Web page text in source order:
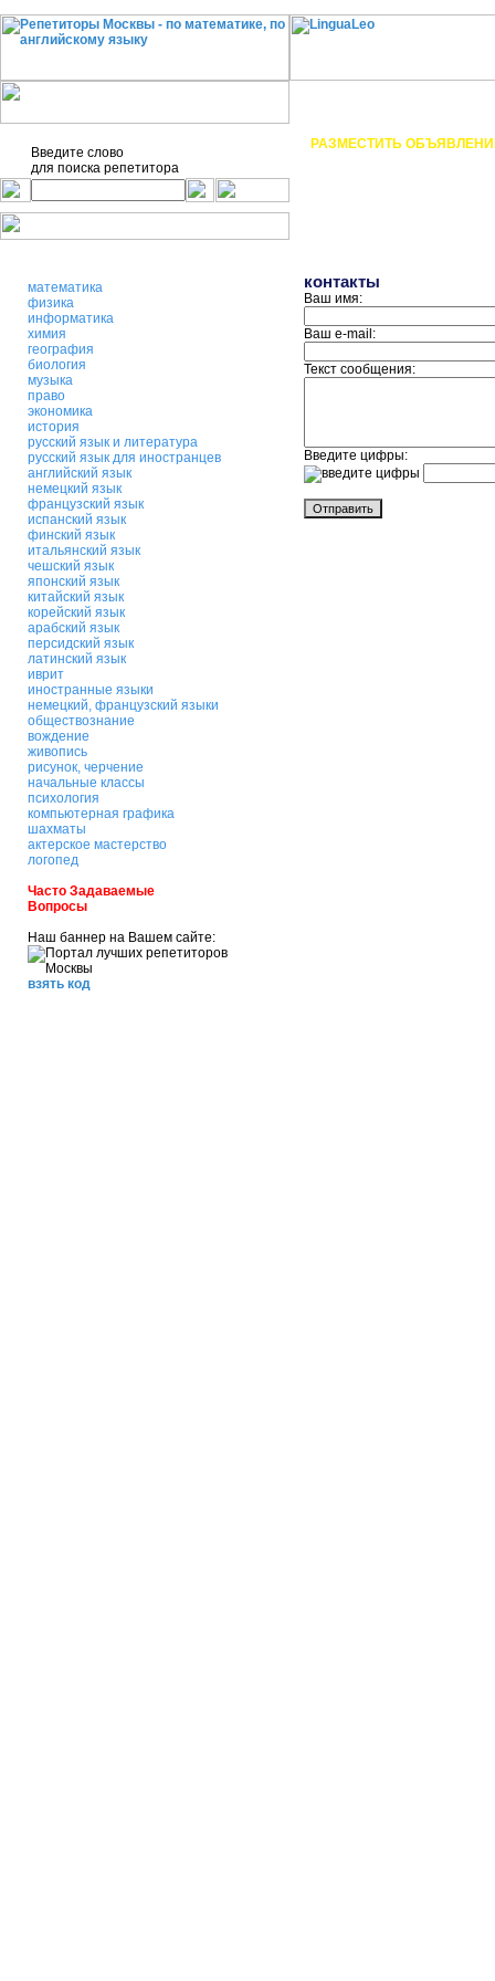
Введите слово
для поиска репетитора
РАЗМЕСТИТЬ
математика
физика
информатика
химия
география
биология
музыка
право
экономика
история
русский язык и литература
русский язык для иностранцев
английский язык
немецкий язык
французский язык
испанский язык
финский язык
итальянский язык
чешский язык
японский язык
китайский язык
корейский язык
арабский язык
персидский язык
латинский язык
иврит
иностранные языки
немецкий, французский языки
обществознание
вождение
живопись
рисунок, черчение
начальные классы
психология
компьютерная графика
шахматы
актерское мастерство
логопед
Часто Задаваемые
Вопросы
Наш баннер на Вашем сайте:
взять код
контакты
Ваш имя:
Ваш e-mail:
Текст сообщения:
Введите цифры: